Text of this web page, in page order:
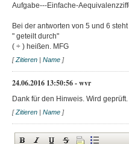
Aufgabe---Einfache-
Bei der antworten von 5 und 6
" geteilt durch"
( ÷ ) heißen. MFG
[Zitieren | Name ]
24.06.2016 13:50:56 - wvr
Dank für den Hinweis. Wird geprüft.
[Zitieren | Name ]